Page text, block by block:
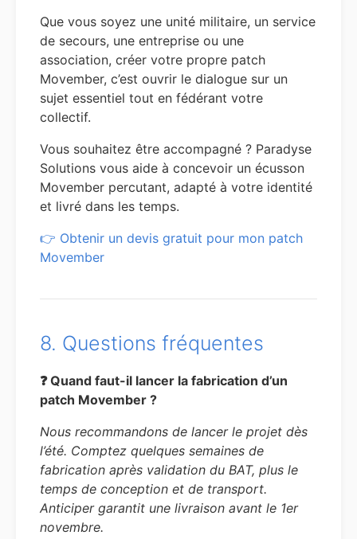
Que vous soyez une unité militaire, un service
de secours, une entreprise ou une
association, créer votre propre patch
Movember, c’est ouvrir le dialogue sur un
sujet essentiel tout en fédérant votre
collectif.
Vous souhaitez être accompagné ? Paradyse
Solutions vous aide à concevoir un écusson
Movember percutant, adapté à votre identité
et livré dans les temps.
👉 Obtenir un devis gratuit pour mon patch
Movember
8. Questions fréquentes
❓ Quand faut-il lancer la fabrication d’un
patch Movember ?
Nous recommandons de lancer le projet dès
l’été. Comptez quelques semaines de
fabrication après validation du BAT, plus le
temps de conception et de transport.
Anticiper garantit une livraison avant le 1er
novembre.